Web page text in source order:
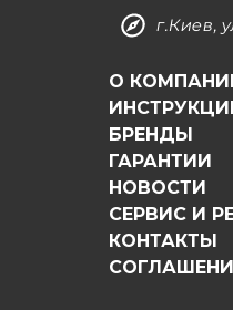
г.Киев,
О
БРЕНДЫ
ГАРАНТИИ
НОВОСТИ
СЕРВИС И
КОНТАКТЫ